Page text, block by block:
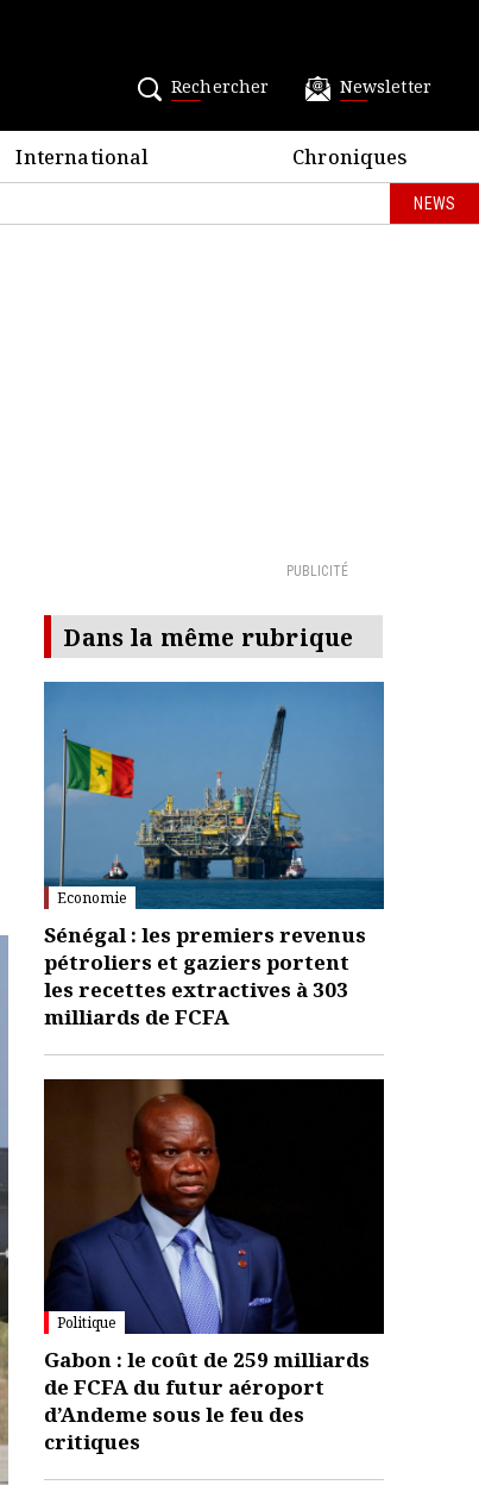
Rechercher Newsletter
International Chroniques
NEWS
PUBLICITÉ
Dans la même rubrique
Economie
Sénégal : les premiers revenus
pétroliers et gaziers portent
les recettes extractives à 303
milliards de FCFA
Politique
Gabon : le coût de 259 milliards
de FCFA du futur aéroport
d’Andeme sous le feu des
critiques